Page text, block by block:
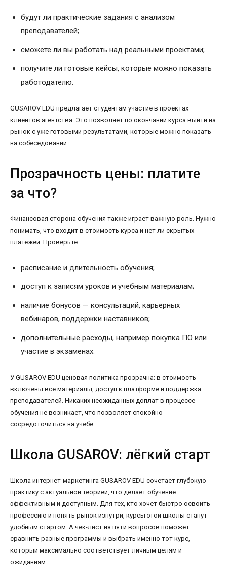
будут ли практические задания с анализом
преподавателей;
сможете ли вы работать над реальными проектами;
получите ли готовые кейсы, которые можно показать
работодателю.
GUSAROV EDU предлагает студентам участие в проектах
клиентов агентства. Это позволяет по окончании курса выйти на
рынок с уже готовыми результатами, которые можно показать
на собеседовании.
Прозрачность цены: платите
за что?
Финансовая сторона обучения также играет важную роль. Нужно
понимать, что входит в стоимость курса и нет ли скрытых
платежей. Проверьте:
расписание и длительность обучения;
доступ к записям уроков и учебным материалам;
наличие бонусов — консультаций, карьерных
вебинаров, поддержки наставников;
дополнительные расходы, например покупка ПО или
участие в экзаменах.
У GUSAROV EDU ценовая политика прозрачна: в стоимость
включены все материалы, доступ к платформе и поддержка
преподавателей. Никаких неожиданных доплат в процессе
обучения не возникает, что позволяет спокойно
сосредоточиться на учебе.
Школа GUSAROV: лёгкий старт
Школа интернет-маркетинга GUSAROV EDU сочетает глубокую
практику с актуальной теорией, что делает обучение
эффективным и доступным. Для тех, кто хочет быстро освоить
профессию и понять рынок изнутри, курсы этой школы станут
удобным стартом. А чек-лист из пяти вопросов поможет
сравнить разные программы и выбрать именно тот курс,
который максимально соответствует личным целям и
ожиданиям.